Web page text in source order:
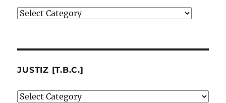
Verlage
besprochenen
erwähnten
JUSTIZ [T.B.C.]
Justiz